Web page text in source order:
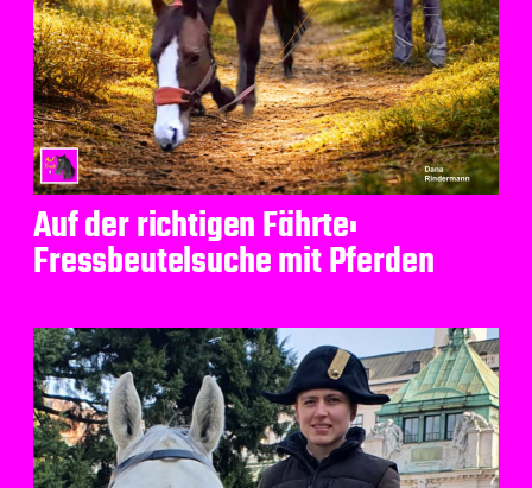
Auf der richtigen Fährte:
Fressbeutelsuche mit Pferden